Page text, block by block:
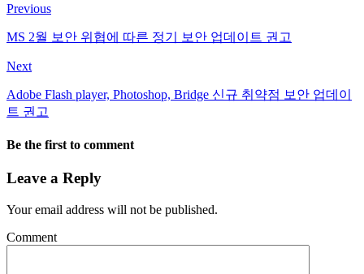
Previous
MS 2월 보안 위협에 따른 정기 보안 업데이트 권고
Next
Adobe Flash player, Photoshop, Bridge 신규 취약점 보안 업데이
트 권고
Be the first to comment
Leave a Reply
Your email address will not be published.
Comment